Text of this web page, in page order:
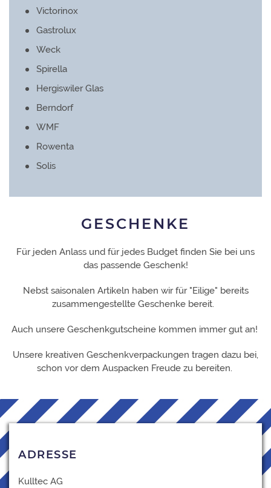
Victorinox
Gastrolux
Weck
Spirella
Hergiswiler Glas
Berndorf
WMF
Rowenta
Solis
GESCHENKE
Für jeden Anlass und für jedes Budget finden Sie bei uns
das passende Geschenk!
Nebst saisonalen Artikeln haben wir für "Eilige" bereits
zusammengestellte Geschenke bereit.
Auch unsere Geschenkgutscheine kommen immer gut an!
Unsere kreativen Geschenkverpackungen tragen dazu bei,
schon vor dem Auspacken Freude zu bereiten.
ADRESSE
Kulltec AG